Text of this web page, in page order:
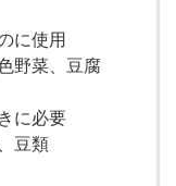
に使用
野菜、豆腐
に必要
豆類